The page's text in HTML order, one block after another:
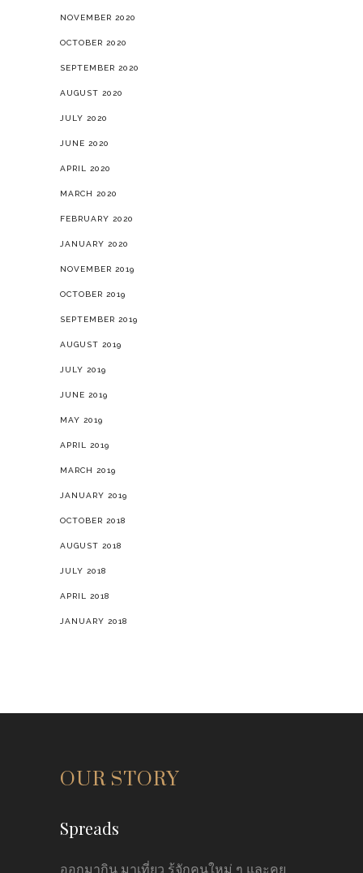
NOVEMBER 2020
OCTOBER 2020
SEPTEMBER 2020
AUGUST 2020
JULY 2020
JUNE 2020
APRIL 2020
MARCH 2020
FEBRUARY 2020
JANUARY 2020
NOVEMBER 2019
OCTOBER 2019
SEPTEMBER 2019
AUGUST 2019
JULY 2019
JUNE 2019
MAY 2019
APRIL 2019
MARCH 2019
JANUARY 2019
OCTOBER 2018
AUGUST 2018
JULY 2018
APRIL 2018
JANUARY 2018
OUR STORY
Spreads
ออกมากิน มาเที่ยว รู้จักคนใหม่ ๆ และคุย